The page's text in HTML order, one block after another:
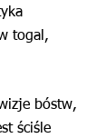
togal,
bóstw,
ściśle